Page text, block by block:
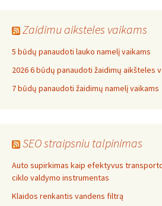
Zaidimu aiksteles vaikams
5 būdų panaudoti lauko namelį vaikams
2026 6 būdų panaudoti žaidimų aikšteles
7 būdų panaudoti žaidimų namelį vaikams
SEO straipsniu talpinimas
Auto supirkimas kaip efektyvus
ciklo valdymo instrumentas
Klaidos renkantis vandens filtrą